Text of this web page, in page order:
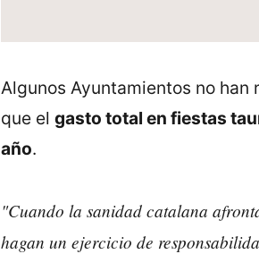
Algunos Ayuntamientos no
que el gasto total en fiestas
año.
"Cuando la sanidad catalana
hagan un ejercicio de